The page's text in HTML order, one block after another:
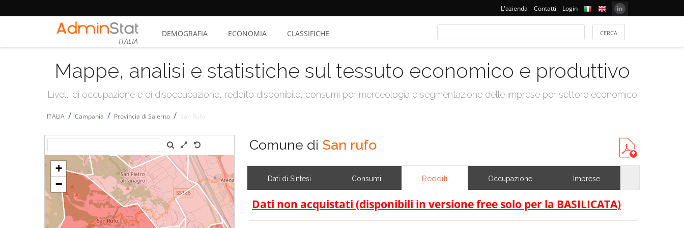
L'azienda Contatti Login
ITALIA
DEMOGRAFIA ECONOMIA CLASSIFICHE
Mappe, analisi e statistiche sul tessuto economico e produttivo
Livelli di occupazione e di disoccupazione, reddito disponibile, consumi per merceologia e segmentazione delle imprese per settore economico
ITALIA / Campania / Provincia di Salerno / San Rufo
Comune di San rufo
Dati di Sintesi Consumi Redditi Occupazione Imprese
Dati non acquistati (disponibili in versione free solo per la BASILICATA)